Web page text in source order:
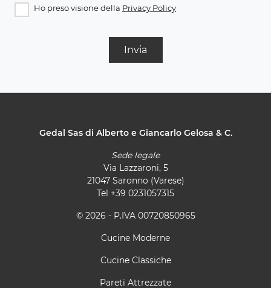
Ho preso visione della Privacy Policy
Invia
Gedal Sas di Alberto e Giancarlo Gelosa & C.
Sede legale
Via Lazzaroni, 5
21047 Saronno (Varese)
Tel +39 0231057315
© 2026 - P.IVA 00720850965
Cucine Moderne
Cucine Classiche
Pareti Attrezzate